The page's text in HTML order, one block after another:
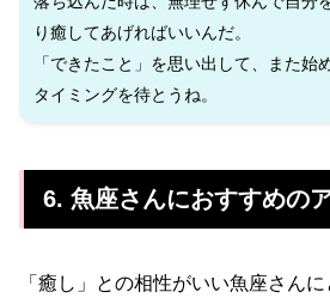
り癒してあげればいいんだ。
「できたこと」を思い出して、また始
タイミングを待とうね。
6. 魚座さんにおすすめの
「癒し」との相性がいい魚座さん